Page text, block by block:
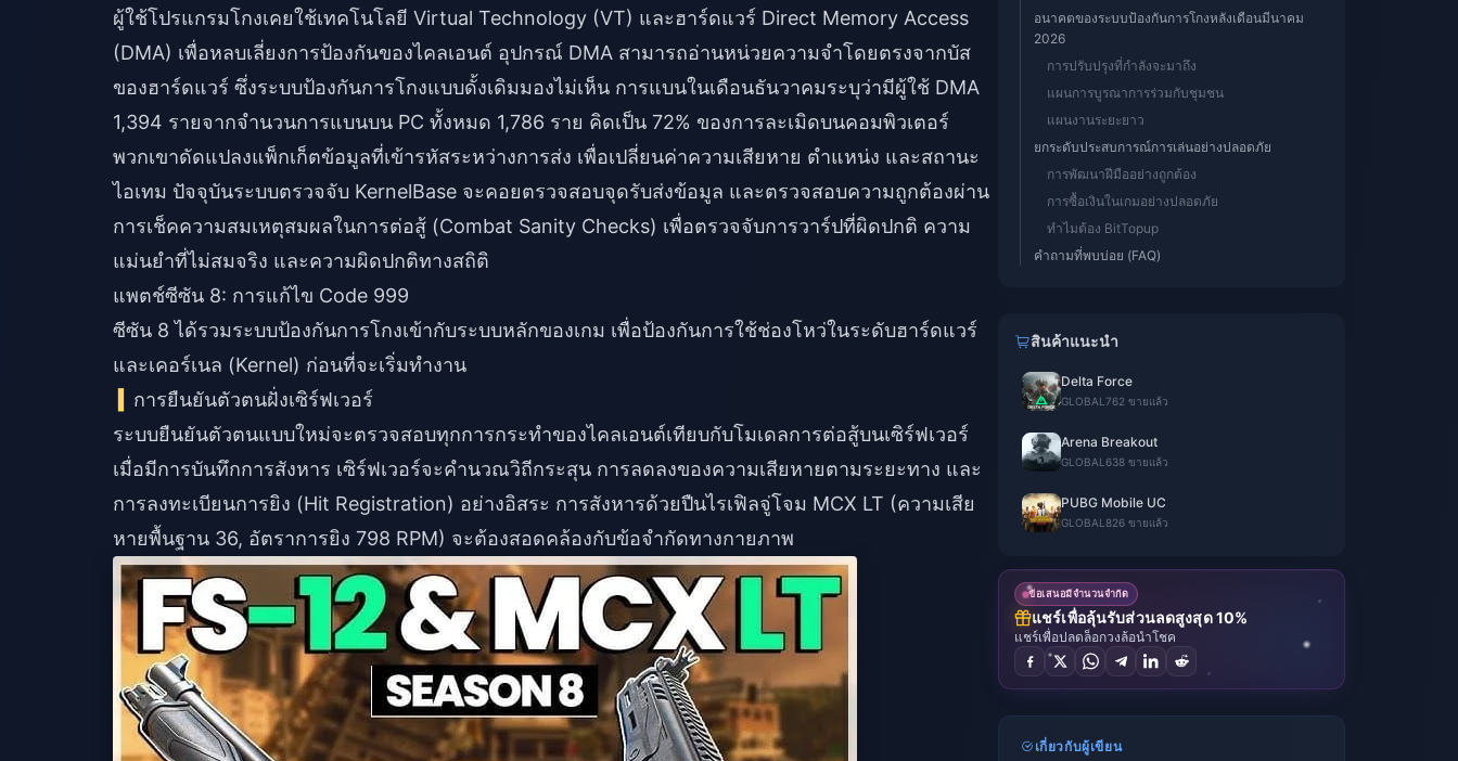
ผู้ใช้โปรแกรมโกงเคยใช้เทคโนโลยี Virtual Technology (VT) และฮาร์ดแวร์ Direct Memory Access
(DMA) เพื่อหลบเลี่ยงการป้องกันของไคลเอนต์ อุปกรณ์ DMA สามารถอ่านหน่วยความจำโดยตรงจากบัส
ของฮาร์ดแวร์ ซึ่งระบบป้องกันการโกงแบบดั้งเดิมมองไม่เห็น การแบนในเดือนธันวาคมระบุว่ามีผู้ใช้ DMA
1,394 รายจากจำนวนการแบนบน PC ทั้งหมด 1,786 ราย คิดเป็น 72% ของการละเมิดบนคอมพิวเตอร์
พวกเขาดัดแปลงแพ็กเก็ตข้อมูลที่เข้ารหัสระหว่างการส่ง เพื่อเปลี่ยนค่าความเสียหาย ตำแหน่ง และสถานะ
ไอเทม ปัจจุบันระบบตรวจจับ KernelBase จะคอยตรวจสอบจุดรับส่งข้อมูล และตรวจสอบความถูกต้องผ่าน
การเช็คความสมเหตุสมผลในการต่อสู้ (Combat Sanity Checks) เพื่อตรวจจับการวาร์ปที่ผิดปกติ ความ
แม่นยำที่ไม่สมจริง และความผิดปกติทางสถิติ
แพตช์ซีซัน 8: การแก้ไข Code 999
ซีซัน 8 ได้รวมระบบป้องกันการโกงเข้ากับระบบหลักของเกม เพื่อป้องกันการใช้ช่องโหว่ในระดับฮาร์ดแวร์
และเคอร์เนล (Kernel) ก่อนที่จะเริ่มทำงาน
การยืนยันตัวตนฝั่งเซิร์ฟเวอร์
ระบบยืนยันตัวตนแบบใหม่จะตรวจสอบทุกการกระทำของไคลเอนต์เทียบกับโมเดลการต่อสู้บนเซิร์ฟเวอร์
เมื่อมีการบันทึกการสังหาร เซิร์ฟเวอร์จะคำนวณวิถีกระสุน การลดลงของความเสียหายตามระยะทาง และ
การลงทะเบียนการยิง (Hit Registration) อย่างอิสระ การสังหารด้วยปืนไรเฟิลจู่โจม MCX LT (ความเสีย
หายพื้นฐาน 36, อัตราการยิง 798 RPM) จะต้องสอดคล้องกับข้อจำกัดทางกายภาพ
อนาคตของระบบป้องกันการโกงหลังเดือนมีนาคม
2026
การปรับปรุงที่กำลังจะมาถึง
แผนการบูรณาการร่วมกับชุมชน
แผนงานระยะยาว
ยกระดับประสบการณ์การเล่นอย่างปลอดภัย
การพัฒนาฝีมืออย่างถูกต้อง
การซื้อเงินในเกมอย่างปลอดภัย
ทำไมต้อง BitTopup
คำถามที่พบบ่อย (FAQ)
สินค้าแนะนำ
Delta Force
GLOBAL 762 ขายแล้ว
Arena Breakout
GLOBAL 638 ขายแล้ว
PUBG Mobile UC
GLOBAL 826 ขายแล้ว
ข้อเสนอมีจำนวนจำกัด
แชร์เพื่อลุ้นรับส่วนลดสูงสุด 10%
แชร์เพื่อปลดล็อกวงล้อนำโชค
เกี่ยวกับผู้เขียน